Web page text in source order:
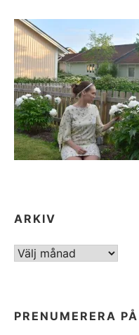
ARKIV
ARKIV
PRENUMERERA